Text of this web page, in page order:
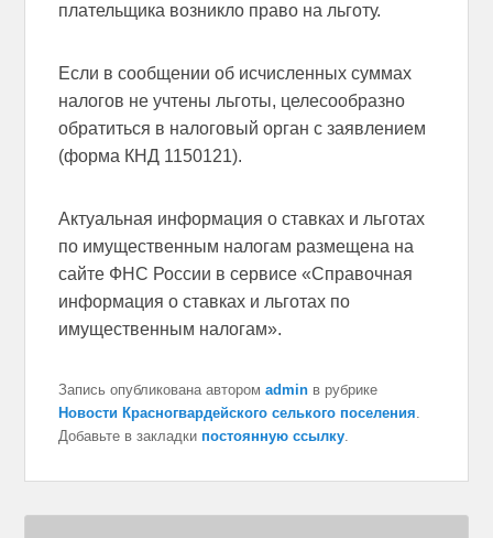
плательщика возникло право на льготу.
Если в сообщении об исчисленных суммах
налогов не учтены льготы, целесообразно
обратиться в налоговый орган с заявлением
(форма КНД 1150121).
Актуальная информация о ставках и льготах
по имущественным налогам размещена на
сайте ФНС России в сервисе «Справочная
информация о ставках и льготах по
имущественным налогам».
Запись опубликована авторомadmin в рубрике
Новости Красногвардейского селького поселения.
Добавьте в закладки постоянную ссылку.